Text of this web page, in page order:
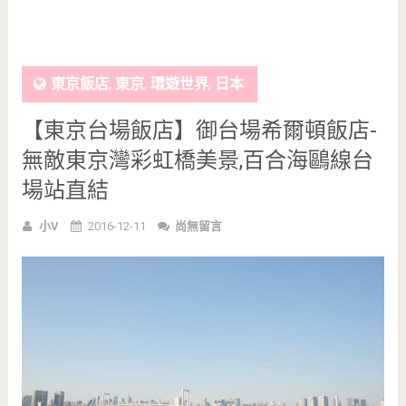
東京飯店, 東京, 環遊世界, 日本
【東京台場飯店】御台場希爾頓飯店-
無敵東京灣彩虹橋美景,百合海鷗線台
場站直結
小V 2016-12-11 尚無留言